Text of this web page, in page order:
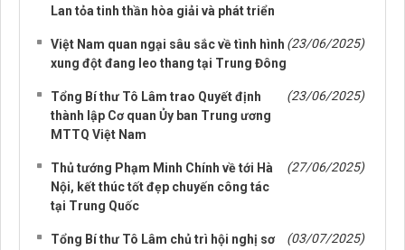
Lan tỏa tinh thần hòa giải và phát triển
Việt Nam quan ngại sâu sắc về tình hình
xung đột đang leo thang tại Trung Đông
(23/06/2025)
Tổng Bí thư Tô Lâm trao Quyết định
thành lập Cơ quan Ủy ban Trung ương
MTTQ Việt Nam
(23/06/2025)
Thủ tướng Phạm Minh Chính về tới Hà
Nội, kết thúc tốt đẹp chuyến công tác
tại Trung Quốc
(27/06/2025)
Tổng Bí thư Tô Lâm chủ trì hội nghị sơ (03/07/2025)